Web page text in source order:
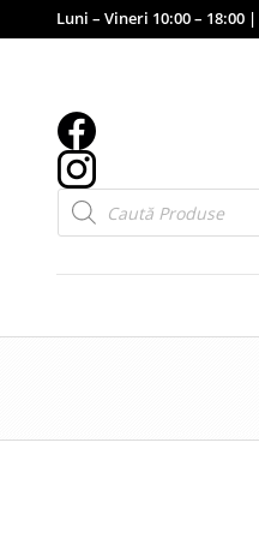
Luni – Vineri 10:00 – 18:00 |
Products
search